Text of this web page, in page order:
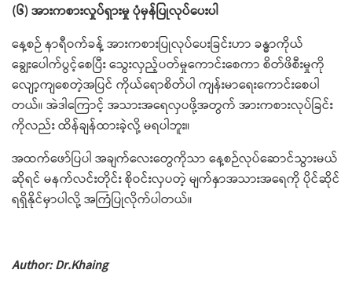
(၆) အားကစားလှုပ်ရှားမှု ပုံမှန်ပြုလုပ်ပေးပါ
နေ့စဉ် နာရီဝက်ခန့် အားကစားပြုလုပ်ပေးခြင်းဟာ ခန္ဓာကိုယ်
ချွေးပေါက်ပွင့်စေပြီး သွေးလှည့်ပတ်မှုကောင်းစေကာ စိတ်ဖိစီးမှုကို
လျော့ကျစေတဲ့အပြင် ကိုယ်ရောစိတ်ပါ ကျန်းမာရေးကောင်းစေပါ
တယ်။ အဲဒါကြောင့် အသားအရေလှပဖို့အတွက် အားကစားလုပ်ခြင်း
ကိုလည်း ထိန်ချန်ထားခဲ့လို့ မရပါဘူး။
အထက်ဖော်ပြပါ အချက်လေးတွေကိုသာ နေ့စဉ်လုပ်ဆောင်သွားမယ်
ဆိုရင် မနက်လင်းတိုင်း စိုဝင်းလှပတဲ့ မျက်နှာအသားအရေကို ပိုင်ဆိုင်
ရရှိနိုင်မှာပါလို့ အကြံပြုလိုက်ပါတယ်။
Author: Dr.Khaing